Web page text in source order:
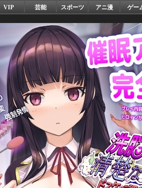
VIP 芸能 スポーツ アニ漫 ゲー